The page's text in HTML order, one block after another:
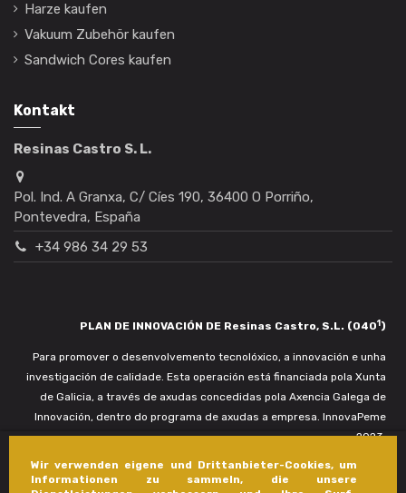
Wir verwenden eigene und Drittanbieter-Cookies, um
Informationen zu sammeln, die unsere
Harze kaufen
Vakuum Zubehör kaufen
Sandwich Cores kaufen
Kontakt
Resinas Castro S. L.
Pol. Ind. A Granxa, C/ Cíes 190, 36400 O Porriño,
Pontevedra, España
+34 986 34 29 53
PLAN DE INNOVACIÓN DE Resinas Castro, S.L. (0401)
Para promover o desenvolvemento tecnolóxico, a innovación e unha
investigación de calidade. Esta operación está financiada pola Xunta
de Galicia, a través de axudas concedidas pola Axencia Galega de
Innovación, dentro do programa de axudas a empresa. InnovaPeme
2023.